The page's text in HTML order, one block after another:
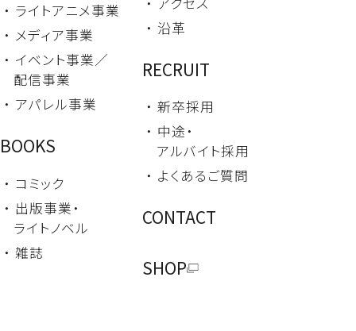
・ ライトアニメ事業
・ メディア事業
・ イベント事業／
配信事業
・ アパレル事業
BOOKS
・ コミック
・ 出版事業・
ライトノベル
・ 雑誌
・ 沿革
RECRUIT
・ 新卒採用
・ 中途・
アルバイト採用
・ よくあるご質問
CONTACT
SHOP